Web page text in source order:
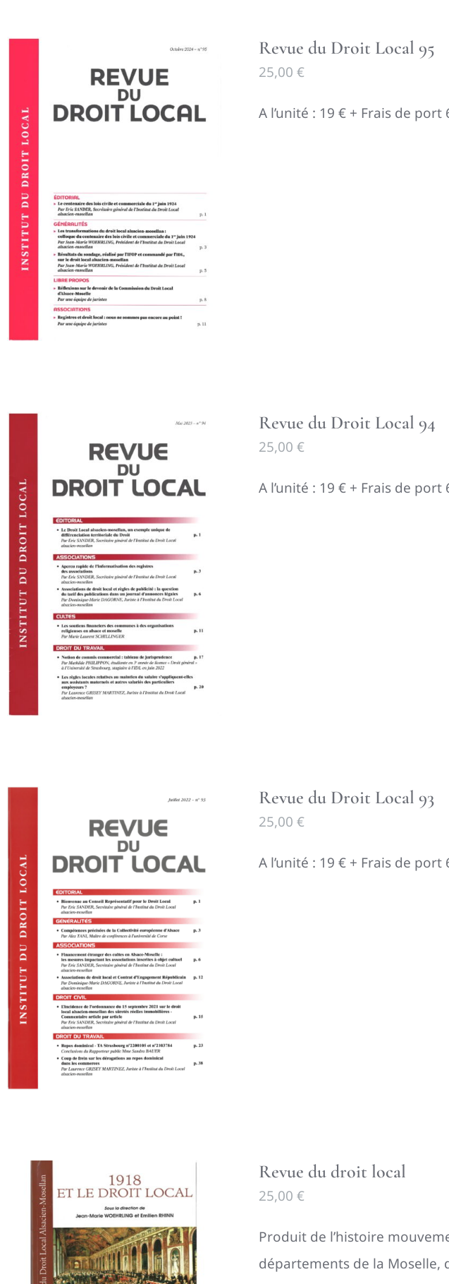
Revue du Droit Local 95
25,00€
A l’unité : 19 € + Frais de
Revue du Droit Local 94
25,00€
A l’unité : 19 € + Frais de
Revue du Droit Local 93
25,00€
A l’unité : 19 € + Frais de
Revue du droit local
25,00€
Produit de l’histoire
départements de la Moselle,